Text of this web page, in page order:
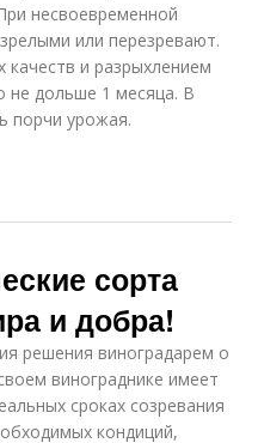
несвоевременной
или перезревают.
качеств и разрыхлением
не дольше 1 месяца. В
порчи урожая.
сорта
и добра!
решения виноградарем о
винограднике имеет
сроках созревания
кондиций,